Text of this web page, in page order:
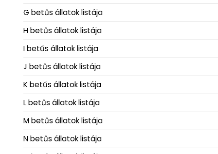
G betűs állatok listája
H betűs állatok listája
I betűs állatok listája
J betűs állatok listája
K betűs állatok listája
L betűs állatok listája
M betűs állatok listája
N betűs állatok listája